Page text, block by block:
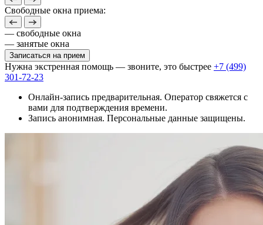
Свободные окна приема:
— свободные окна
— занятые окна
Записаться на прием
Нужна экстренная помощь — звоните, это быстрее +7 (499)
301-72-23
Онлайн-запись предварительная. Оператор свяжется с
вами для подтверждения времени.
Запись анонимная. Персональные данные защищены.